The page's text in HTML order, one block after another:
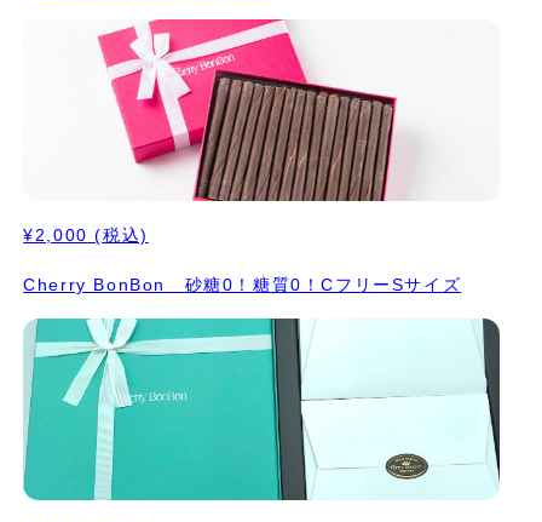
¥2,000 (税込)
Cherry BonBon 砂糖0！糖質0！CフリーSサイズ